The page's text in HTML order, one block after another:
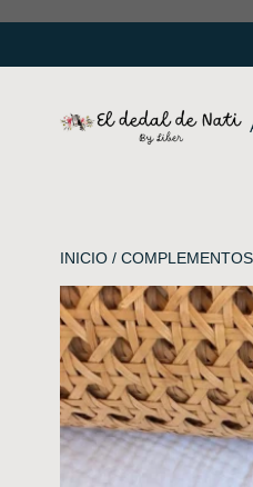
INICIO/ COMPLEMENTOS